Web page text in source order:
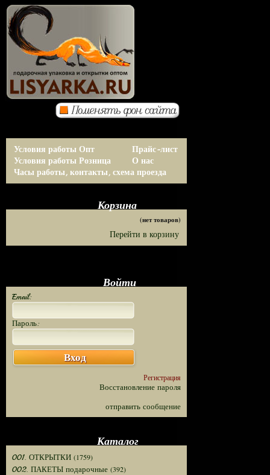
Условия работы Опт
Условия работы Розница
Прайс-лист
О нас
Часы работы, контакты, схема проезда
Корзина
(нет товаров)
Перейти в корзину
Войти
Email:
Пароль:
Вход
Регистрация
Восстановление пароля
отправить сообщение
Каталог
001. ОТКРЫТКИ (1759)
002. ПАКЕТЫ подарочные (392)